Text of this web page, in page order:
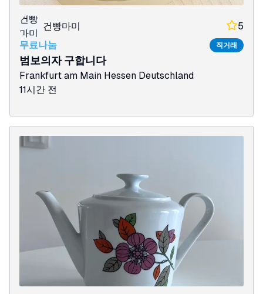
건빵
마미
건빵마미
5
무료나눔
직거래
범보의자 구합니다
Frankfurt am Main Hessen Deutschland
11시간 전